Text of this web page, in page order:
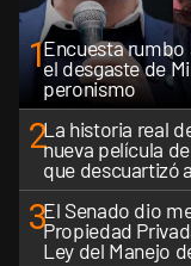
1Encuesta
el desgaste de
peronismo
2La historia real
nueva película
que descuartizó
3El Senado dio
Propiedad
Ley del Manejo